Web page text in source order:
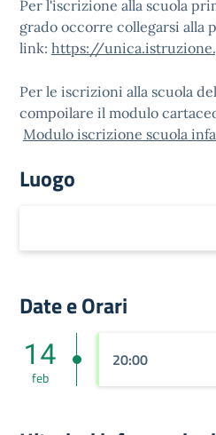
Per l'iscrizione alla scuola
grado occorre collegarsi alla
link: https://
Per le iscrizioni alla scuola
compoilare il modulo
Modulo iscrizione scuola
Luogo
Date e Orari
14
feb
20:00